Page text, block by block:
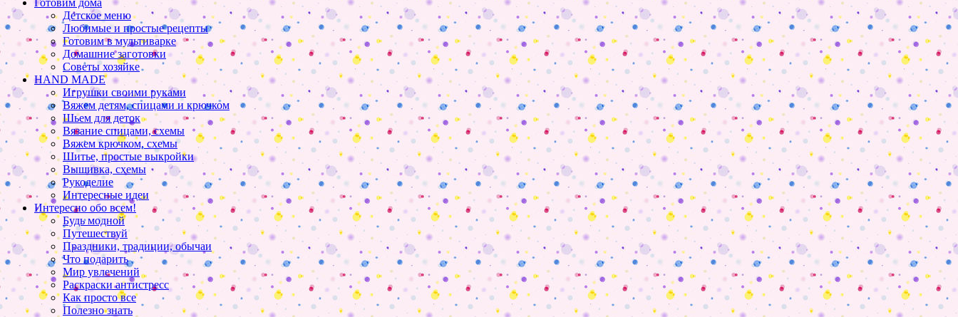
Готовим дома
Детское меню
Любимые и простые рецепты
Готовим в мультиварке
Домашние заготовки
Советы хозяйке
HAND MADE
Игрушки своими руками
Вяжем детям, спицами и крючком
Шьем для деток
Вязание спицами, схемы
Вяжем крючком, схемы
Шитье, простые выкройки
Вышивка, схемы
Рукоделие
Интересные идеи
Интересно обо всем!
Будь модной
Путешествуй
Праздники, традиции, обычаи
Что подарить
Мир увлечений
Раскраски антистресс
Как просто все
Полезно знать